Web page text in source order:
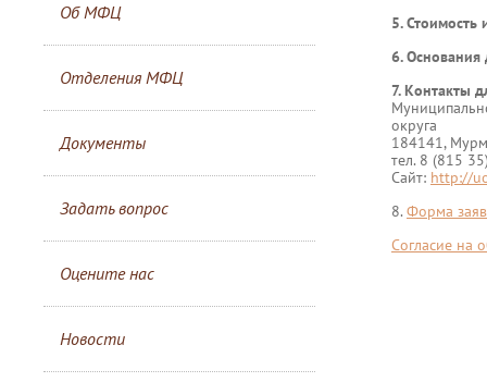
Об МФЦ
Отделения МФЦ
Документы
Задать вопрос
Оцените нас
Новости
5. Стоимость
6. Основания
7. Контакты
округа
184141,
тел. 8 (815
Сайт: http://
8. Форма
Согласие на